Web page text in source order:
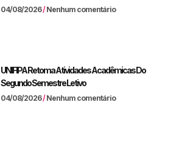
04/08/2026 Nenhum comentário
UNIFIPA Retoma Atividades Acadêmicas Do
Segundo Semestre Letivo
04/08/2026 Nenhum comentário